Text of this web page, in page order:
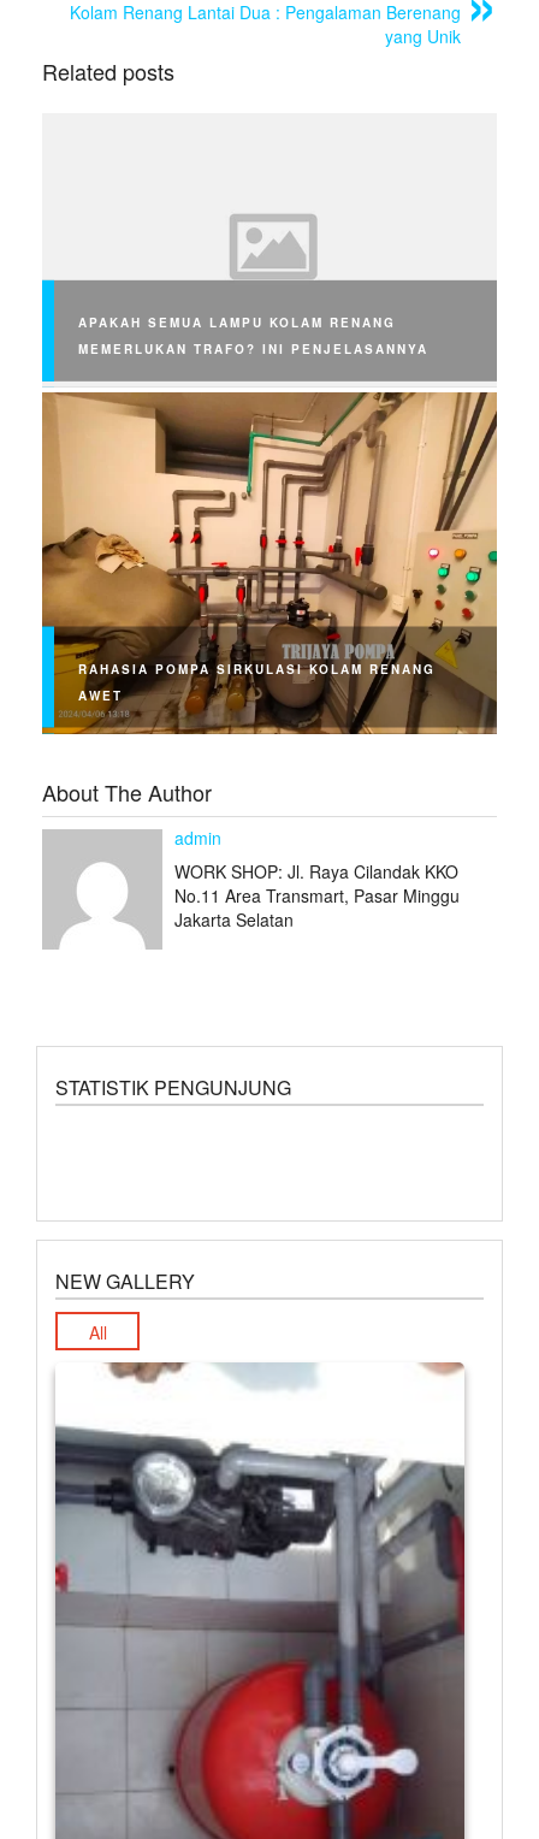
Kolam Renang Lantai Dua : Pengalaman Berenang
yang Unik
Related posts
APAKAH SEMUA LAMPU KOLAM RENANG
MEMERLUKAN TRAFO? INI PENJELASANNYA
RAHASIA POMPA SIRKULASI KOLAM RENANG
AWET
About The Author
admin
WORK SHOP: Jl. Raya Cilandak KKO
No.11 Area Transmart, Pasar Minggu
Jakarta Selatan
STATISTIK PENGUNJUNG
NEW GALLERY
All